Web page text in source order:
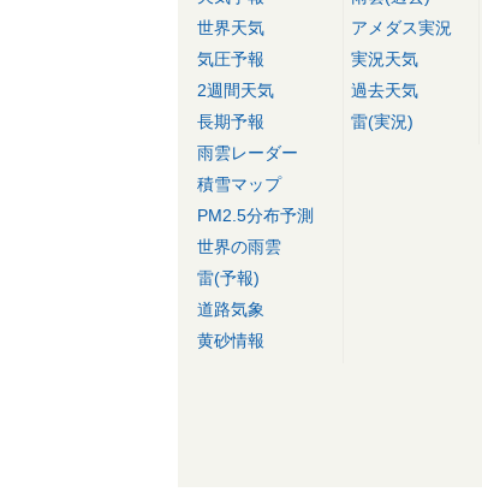
世界天気
気圧予報
2週間天気
長期予報
雨雲レーダー
積雪マップ
PM2.5分布予測
世界の雨雲
雷(予報)
道路気象
黄砂情報
アメダス実況
実況天気
過去天気
雷(実況)